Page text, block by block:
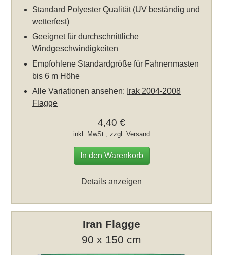
Standard Polyester Qualität (UV beständig und
wetterfest)
Geeignet für durchschnittliche
Windgeschwindigkeiten
Empfohlene Standardgröße für Fahnenmasten
bis 6 m Höhe
Alle Variationen ansehen: Irak 2004-2008
Flagge
4,40 €
inkl. MwSt., zzgl.Versand
In den Warenkorb
Details anzeigen
Iran Flagge
90 x 150 cm